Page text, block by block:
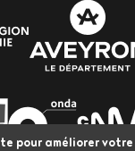
pour améliorer